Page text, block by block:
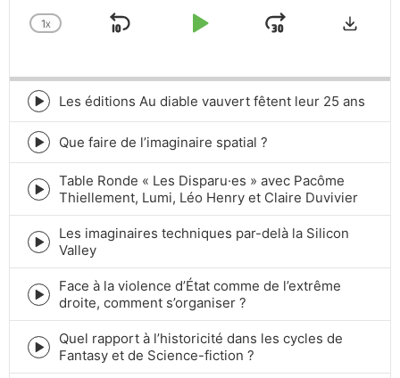
CHANGE
1X
SKIP
PLAY
JUMP
Episode
play
icon
Les éditions Au diable vauvert fêtent leur 25 ans
Episode
play
icon
Que faire de l’imaginaire spatial ?
Episode
play
icon
Table Ronde « Les Disparu·es » avec Pacôme
Thiellement, Lumi, Léo Henry et Claire Duvivier
Episode
play
icon
Les imaginaires techniques par-delà la Silicon
Valley
Episode
play
icon
Face à la violence d’État comme de l’extrême
droite, comment s’organiser ?
Episode
play
Quel rapport à l’historicité dans les cycles de
Fantasy et de Science-fiction ?